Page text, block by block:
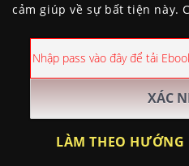
cảm giúp về sự bất tiện này.
LÀM THEO HƯỚNG